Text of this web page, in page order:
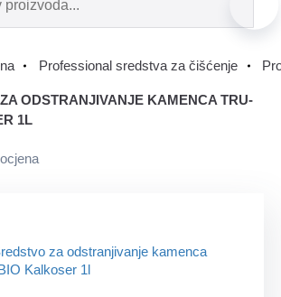
Professional sredstva za čišćenje
ODSTRANJIVANJE KAMENCA TRU-
1L